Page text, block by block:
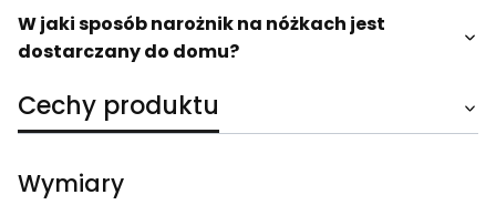
W jaki sposób narożnik na nóżkach jest
dostarczany do domu?
Cechy produktu
Wymiary